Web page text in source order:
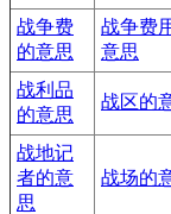
战争费
的意思
战争费
意思
战利品
的意思
战区的
战地记
者的意
思
战场的